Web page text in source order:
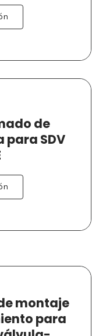
de
SDV
montaje
para